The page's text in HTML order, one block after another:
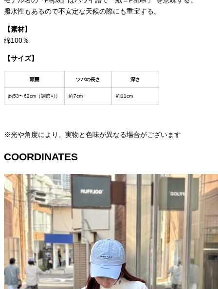
撥水性もあるので不安定な天候の際にも重宝する。
【素材】
綿100％
【サイズ】
頭囲 ツバの長さ 深さ
約53〜62cm（調節可） 約7cm 約11cm
※光や角度により、実物と色味が異なる場合がございます
COORDINATES